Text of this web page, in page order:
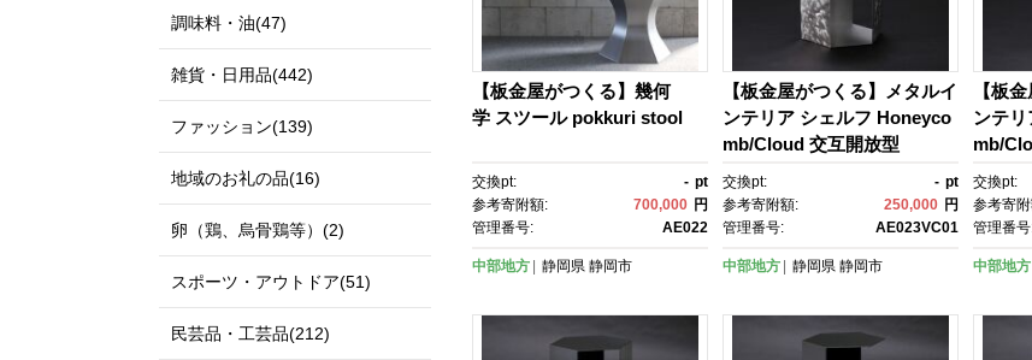
【板金屋がつくる】幾何
学 スツール pokkuri stool
交換pt: - pt
参考寄附額:
700,000 円
管理番号:
AE022
中部地方 静岡県 静岡市
【板金屋がつくる】メタルイ
ンテリア シェルフ Honeyco
mb/Cloud 交互開放型
交換pt: - pt
参考寄附額:
250,000 円
管理番号:
AE023VC01
中部地方 静岡県 静岡市
【板
ンテ
mb/
交換pt:
参考寄
管理番
中部地方
調味料・油(47)
雑貨・日用品(442)
ファッション(139)
地域のお礼の品(16)
卵（鶏、烏骨鶏等）(2)
スポーツ・アウトドア(51)
民芸品・工芸品(212)